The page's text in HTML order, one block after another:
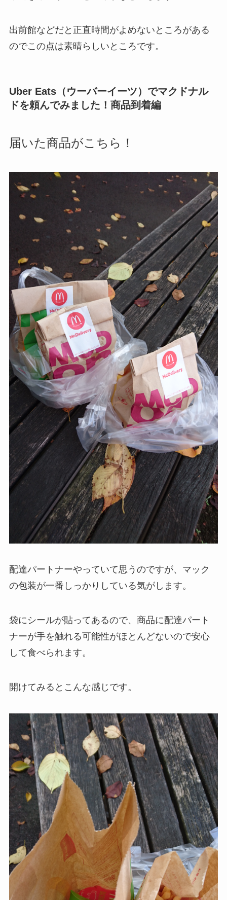
出前館などだと正直時間がよめないところがある
のでこの点は素晴らしいところです。
Uber Eats（ウーバーイーツ）でマクドナル
ドを頼んでみました！商品到着編
届いた商品がこちら！
配達パートナーやっていて思うのですが、マック
の包装が一番しっかりしている気がします。
袋にシールが貼ってあるので、商品に配達パート
ナーが手を触れる可能性がほとんどないので安心
して食べられます。
開けてみるとこんな感じです。